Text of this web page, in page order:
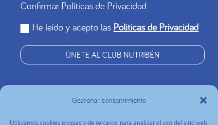
Gestionar consentimiento
Utilizamos cookies propias y de terceros para analizar el uso del sitio web
Confirmar Políticas de Privacidad
He leído y acepto las Politicas de Privacidad
ÚNETE AL CLUB NUTRIBÉN